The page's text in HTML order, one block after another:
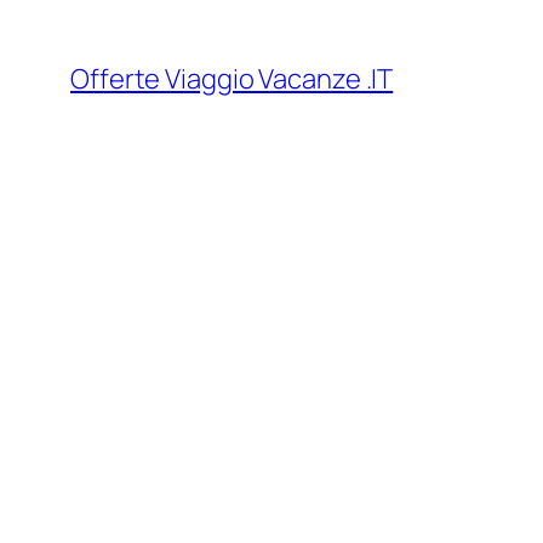
contenuto
Offerte Viaggio Vacanze .IT